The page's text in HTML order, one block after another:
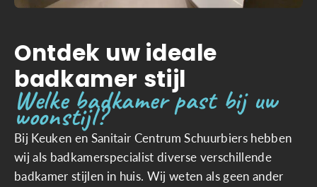
Ontdek uw ideale
badkamer stijl
Welke badkamer past bij uw
woonstijl?
Bij Keuken en Sanitair Centrum Schuurbiers hebben
wij als badkamerspecialist diverse verschillende
badkamer stijlen in huis. Wij weten als geen ander